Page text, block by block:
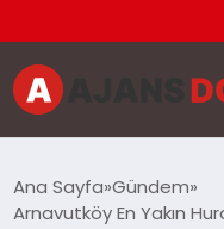
Ana Sayfa Gündem
Arnavutköy En Yakın